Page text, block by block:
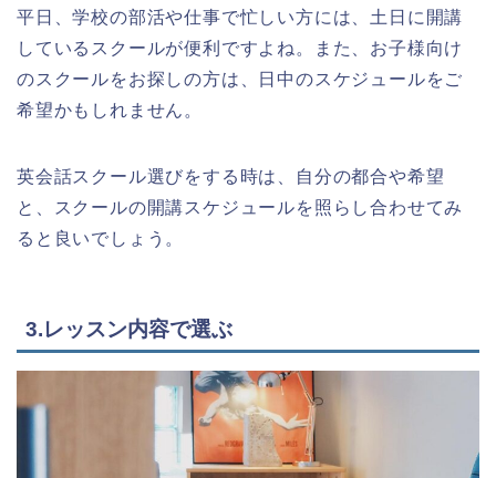
平日、学校の部活や仕事で忙しい方には、土日に開講
しているスクールが便利ですよね。また、お子様向け
のスクールをお探しの方は、日中のスケジュールをご
希望かもしれません。
英会話スクール選びをする時は、自分の都合や希望
と、スクールの開講スケジュールを照らし合わせてみ
ると良いでしょう。
3.レッスン内容で選ぶ